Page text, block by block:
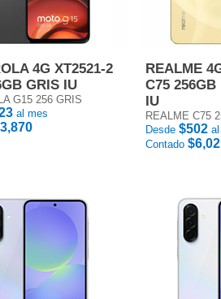
4G XT2521-2
GRIS IU
G15 256 GRIS
al mes
REALME
C75
IU
REALME C75
Desde $502
Contado